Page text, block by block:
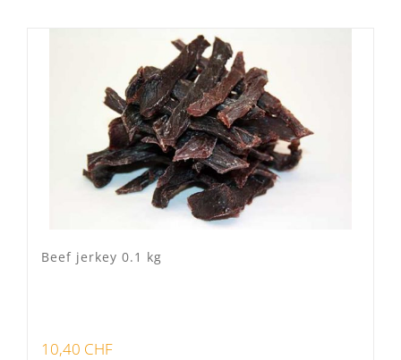
Porc Lo Caïon(1)
Veau Lo VÎ(0)
Volaille Suisse(0)
Panier(0)
Poste standard (6)
Retrait à Sévery(0)
Beef jerkey 0.1 kg
10,40 CHF